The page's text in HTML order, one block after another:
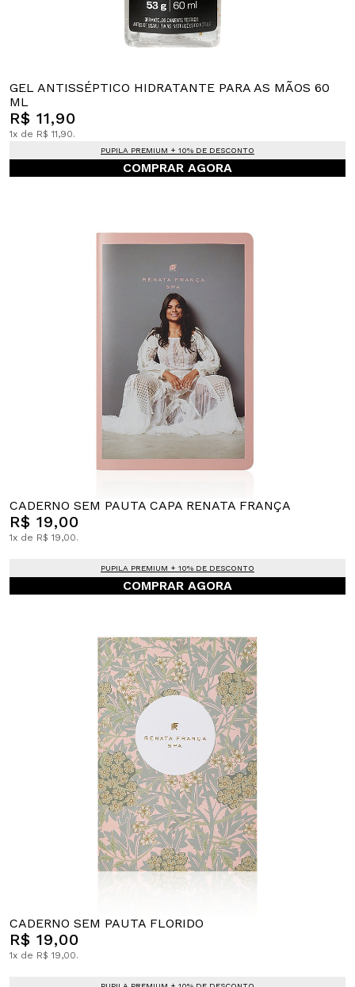
GEL ANTISSÉPTICO HIDRATANTE PARA AS MÃOS 60
ML
R$ 11,90
1x de R$ 11,90.
PUPILA PREMIUM + 10% DE DESCONTO
COMPRAR AGORA
CADERNO SEM PAUTA CAPA RENATA FRANÇA
R$ 19,00
1x de R$ 19,00.
PUPILA PREMIUM + 10% DE DESCONTO
COMPRAR AGORA
CADERNO SEM PAUTA FLORIDO
R$ 19,00
1x de R$ 19,00.